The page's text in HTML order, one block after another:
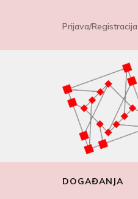
Prijava/Registracija
DOGAĐANJA